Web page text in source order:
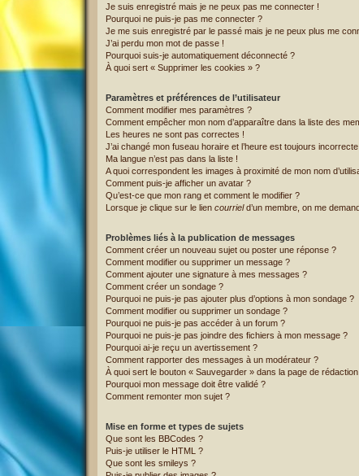
Je suis enregistré mais je ne peux pas me connecter !
Pourquoi ne puis-je pas me connecter ?
Je me suis enregistré par le passé mais je ne peux plus me
J’ai perdu mon mot de passe !
Pourquoi suis-je automatiquement déconnecté ?
À quoi sert « Supprimer les cookies » ?
Paramètres et préférences de l’utilisateur
Comment modifier mes paramètres ?
Comment empêcher mon nom d’apparaître dans la liste des
Les heures ne sont pas correctes !
J’ai changé mon fuseau horaire et l’heure est toujours incorrecte
Ma langue n’est pas dans la liste !
A quoi correspondent les images à proximité de mon nom
Comment puis-je afficher un avatar ?
Qu’est-ce que mon rang et comment le modifier ?
Lorsque je clique sur le lien courrield’un membre, on me
Problèmes liés à la publication de messages
Comment créer un nouveau sujet ou poster une réponse ?
Comment modifier ou supprimer un message ?
Comment ajouter une signature à mes messages ?
Comment créer un sondage ?
Pourquoi ne puis-je pas ajouter plus d’options à mon sondage ?
Comment modifier ou supprimer un sondage ?
Pourquoi ne puis-je pas accéder à un forum ?
Pourquoi ne puis-je pas joindre des fichiers à mon message ?
Pourquoi ai-je reçu un avertissement ?
Comment rapporter des messages à un modérateur ?
À quoi sert le bouton « Sauvegarder » dans la page de
Pourquoi mon message doit être validé ?
Comment remonter mon sujet ?
Mise en forme et types de sujets
Que sont les BBCodes ?
Puis-je utiliser le HTML ?
Que sont les smileys ?